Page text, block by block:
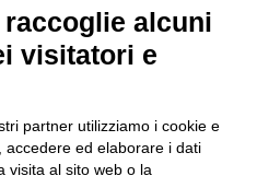
alcuni
visitatori e
partner utilizziamo i cookie e
ed elaborare i dati
visita al sito web o la